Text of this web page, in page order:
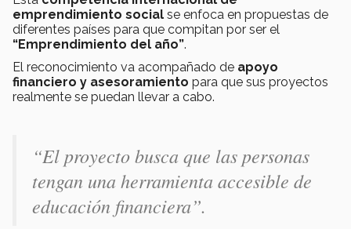
emprendimiento social se enfoca en propuestas de
diferentes países para que compitan por ser el
“Emprendimiento del año”.
El reconocimiento va acompañado de apoyo
financiero y asesoramiento para que sus proyectos
realmente se puedan llevar a cabo.
“El proyecto busca que las personas
tengan una herramienta accesible de
educación financiera”.